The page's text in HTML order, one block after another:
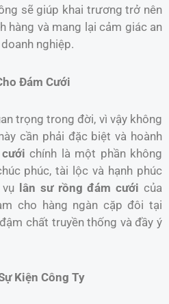
sẽ giúp khai trương trở nên
hàng và mang lại cảm giác an
nghiệp.
Đám Cưới
trọng trong đời, vì vậy không
cần phải đặc biệt và hoành
chính là một phần không
phúc, tài lộc và hạnh phúc
lân sư rồng đám cưới của
cho hàng ngàn cặp đôi tại
chất truyền thống và đầy ý
Kiện Công Ty